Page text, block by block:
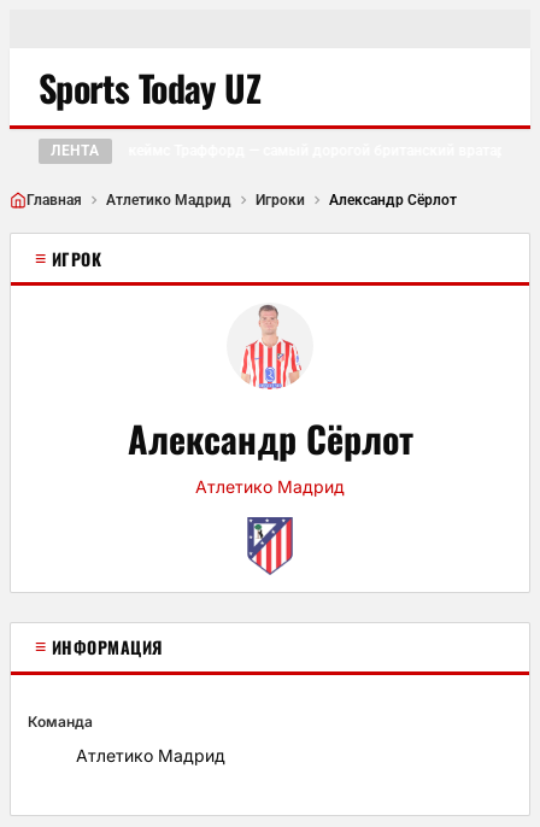
Sports Today UZ
ЛЕНТА
●
Главная Атлетико Мадрид Игроки Александр Сёрлот
≡ ИГРОК
Александр Сёрлот
Атлетико Мадрид
≡ ИНФОРМАЦИЯ
Команда
Атлетико Мадрид